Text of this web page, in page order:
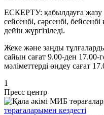
ЕСКЕРТУ: қабылдауға жазу
сейсенбі, сәрсенбі,
дейін жүргізіледі.
Жеке және заңды
сайын сағат 9.00-ден 17.00-
мәліметтерді өңдеу сағат
1
Пресс центр
төрағаларымен кездесті